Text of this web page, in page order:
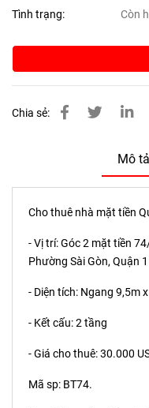
Tình trạng: Còn
Chia sẻ:
Mô tả
Cho thuê nhà mặt tiền
- Vị trí: Góc 2 mặt tiền
Phường Sài Gòn, Quận 1
- Diện tích: Ngang 9,5m
- Kết cấu: 2 tầng
- Giá cho thuê: 30.000
Mã sp: BT74.